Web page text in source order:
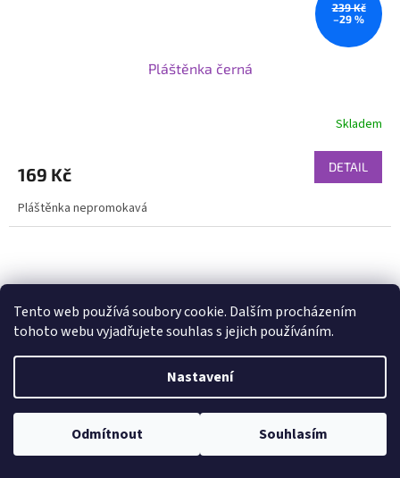
Tento web používá soubory cookie. Dalším procházením
tohoto webu vyjadřujete souhlas s jejich používáním.
Nastavení
Odmítnout Souhlasím
239 Kč
–29 %
Pláštěnka černá
Skladem
169 Kč DETAIL
Pláštěnka nepromokavá